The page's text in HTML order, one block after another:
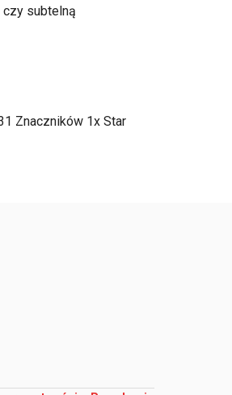
subtelną
Znaczników 1x Star